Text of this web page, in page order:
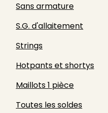
Sans armature
S.G. d'allaitement
Strings
Hotpants et shortys
Maillots 1 pièce
Toutes les soldes